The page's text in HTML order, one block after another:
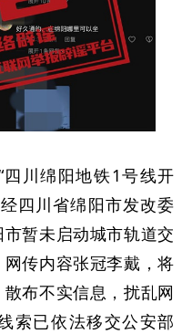
川绵阳地铁1号线开
四川省绵阳市发改委
暂未启动城市轨道交
传内容张冠李戴，将
布不实信息，扰乱网
索已依法移交公安部